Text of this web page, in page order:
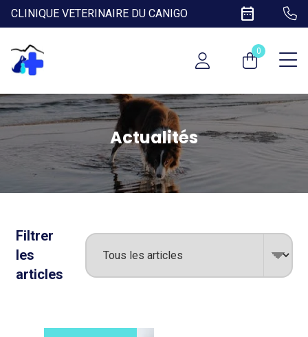
CLINIQUE VETERINAIRE DU CANIGO date_range
0
Actualités
Filtrer
les
articles